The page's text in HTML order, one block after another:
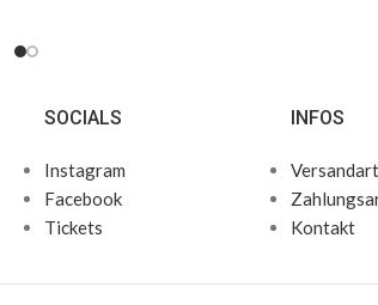
SOCIALS
Instagram
Facebook
Tickets
INFOS
Kontakt